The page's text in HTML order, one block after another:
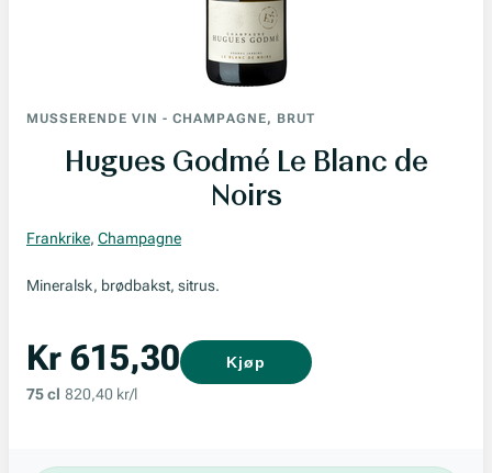
MUSSERENDE VIN - CHAMPAGNE, BRUT
Hugues Godmé Le Blanc de
Noirs
Frankrike, Champagne
Mineralsk, brødbakst, sitrus.
Kr 615,30
75 cl 820,40 kr/l
Kjøp